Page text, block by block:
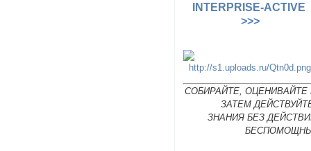
INTERPRISE-ACTIVE
>>>
СОБИРАЙТЕ, ОЦЕНИВАЙТЕ
ЗАТЕМ
ЗНАНИЯ БЕЗ